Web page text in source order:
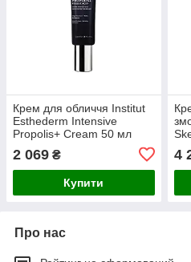
Крем для обличчя Institut
Esthederm Intensive
Propolis+ Cream 50 мл
2 069 ₴
Купити
4
Про нас